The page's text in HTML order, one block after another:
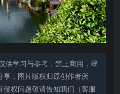
供学习与参考，禁止商用，壁
享，图片版权归原创作者所
权问题敬请告知我们（客服